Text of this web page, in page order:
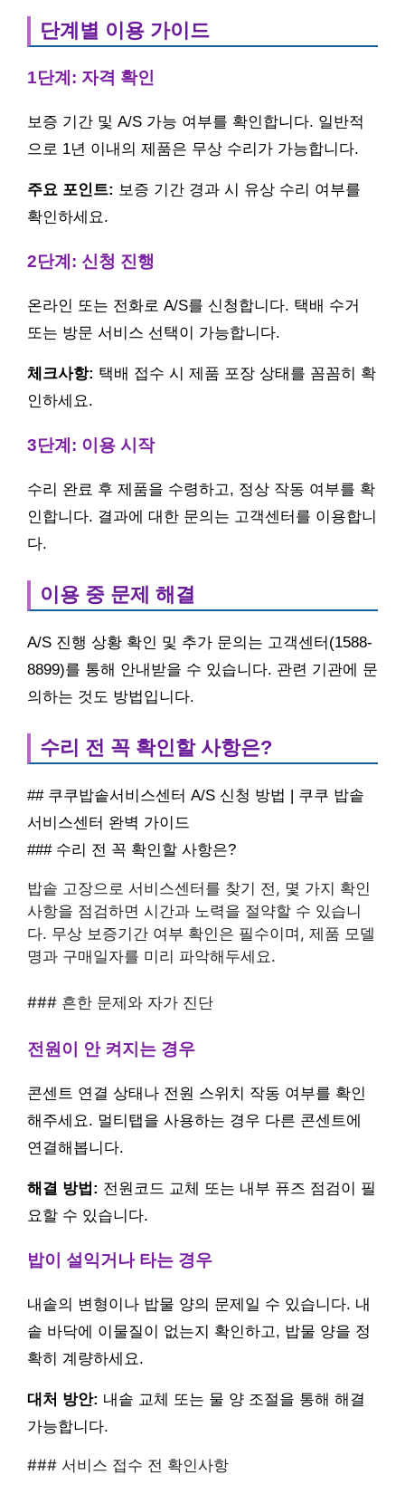
단계별 이용 가이드
1단계: 자격 확인
보증 기간 및 A/S 가능 여부를 확인합니다. 일반적
으로 1년 이내의 제품은 무상 수리가 가능합니다.
주요 포인트: 보증 기간 경과 시 유상 수리 여부를
확인하세요.
2단계: 신청 진행
온라인 또는 전화로 A/S를 신청합니다. 택배 수거
또는 방문 서비스 선택이 가능합니다.
체크사항: 택배 접수 시 제품 포장 상태를 꼼꼼히 확
인하세요.
3단계: 이용 시작
수리 완료 후 제품을 수령하고, 정상 작동 여부를 확
인합니다. 결과에 대한 문의는 고객센터를 이용합니
다.
이용 중 문제 해결
A/S 진행 상황 확인 및 추가 문의는 고객센터(1588-
8899)를 통해 안내받을 수 있습니다. 관련 기관에 문
의하는 것도 방법입니다.
수리 전 꼭 확인할 사항은?
## 쿠쿠밥솥서비스센터 A/S 신청 방법 | 쿠쿠 밥솥
서비스센터 완벽 가이드
### 수리 전 꼭 확인할 사항은?
밥솥 고장으로 서비스센터를 찾기 전, 몇 가지 확인
사항을 점검하면 시간과 노력을 절약할 수 있습니
다. 무상 보증기간 여부 확인은 필수이며, 제품 모델
명과 구매일자를 미리 파악해두세요.
### 흔한 문제와 자가 진단
전원이 안 켜지는 경우
콘센트 연결 상태나 전원 스위치 작동 여부를 확인
해주세요. 멀티탭을 사용하는 경우 다른 콘센트에
연결해봅니다.
해결 방법: 전원코드 교체 또는 내부 퓨즈 점검이 필
요할 수 있습니다.
밥이 설익거나 타는 경우
내솥의 변형이나 밥물 양의 문제일 수 있습니다. 내
솥 바닥에 이물질이 없는지 확인하고, 밥물 양을 정
확히 계량하세요.
대처 방안: 내솥 교체 또는 물 양 조절을 통해 해결
가능합니다.
### 서비스 접수 전 확인사항